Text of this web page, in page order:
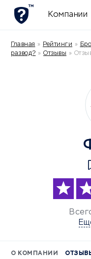
Компании
Главная » Рейтинги »
развод? » Отзывы »
О КОМПАНИИ